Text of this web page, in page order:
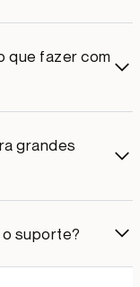
que fazer com
grandes
suporte?